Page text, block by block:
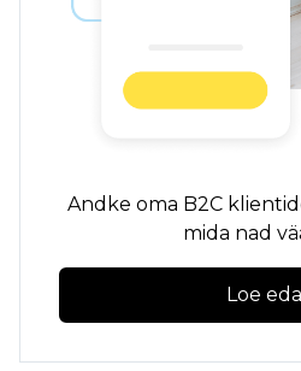
Andke oma B2C
mida nad
Loe